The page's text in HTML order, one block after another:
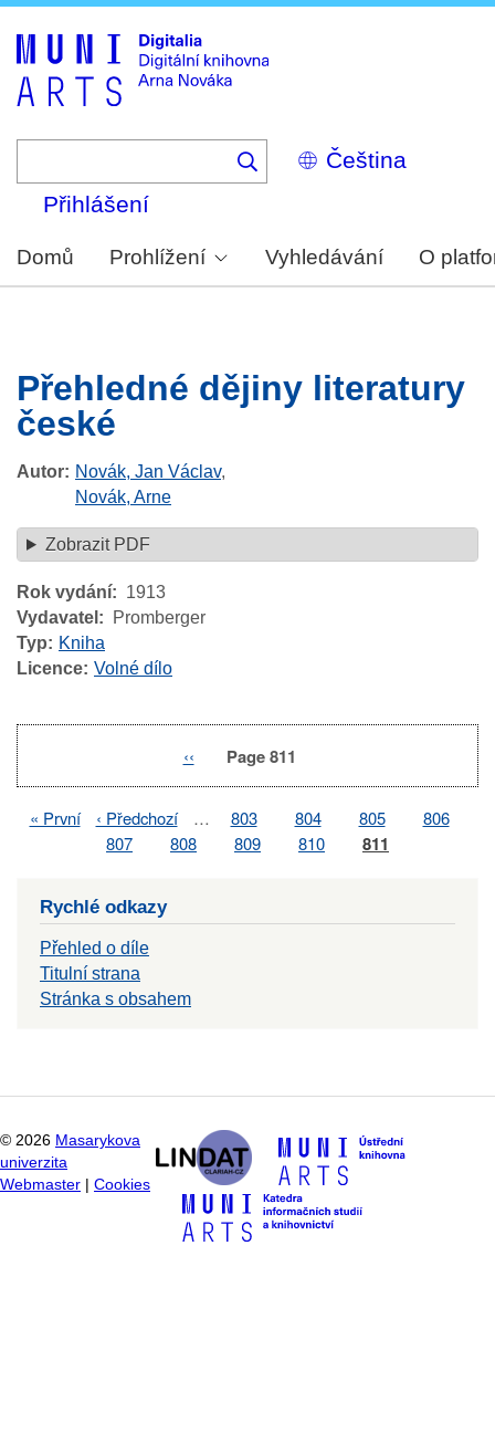
Select
your
Přihlášení
Domů Prohlížení Vyhledávání O
Přehledné dějiny literatury
české
Autor Novák, Jan Václav,
Novák, Arne
Zobrazit PDF
Rok vydání
1913
Vydavatel
Promberger
Typ
Kniha
Licence Volné dílo
Previous
‹‹ Page 811
Pagination
First
« První
Previous
page
‹ Předchozí … Page
803 Page
804 Page
805 Page
806
Page
807 Page
808 Page
809 Page
810 Page
811
Rychlé odkazy
Přehled o díle
Titulní strana
Stránka s obsahem
© 2026 Masarykova
univerzita
Webmaster
Cookies